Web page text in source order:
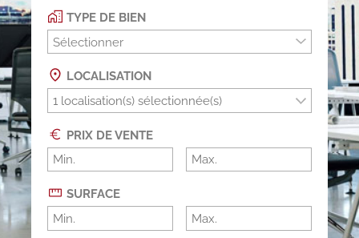
TYPE DE BIEN
Sélectionner
LOCALISATION
PRIX DE VENTE
SURFACE